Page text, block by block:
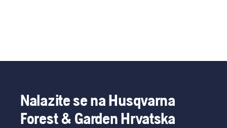
Nalazite se na Husqvarna
Forest & Garden Hrvatska